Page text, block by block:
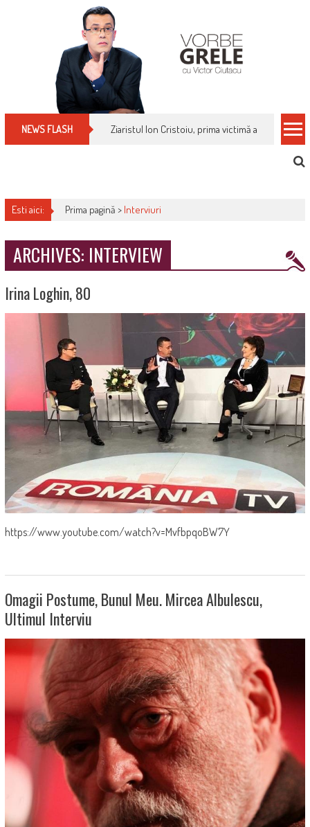
NEWS FLASH Ziaristul Ion Cristoiu, prima victimă a noi
Esti aici: Prima pagină > Interviuri
ARCHIVES: INTERVIEW
Irina Loghin, 80
https://www.youtube.com/watch?v=MvfbpqoBW7Y
Omagii Postume, Bunul Meu. Mircea Albulescu,
Ultimul Interviu